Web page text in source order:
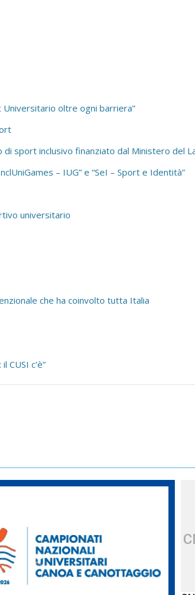
Universitario oltre ogni barriera”
sport inclusivo finanziato dal Ministero del
– IUG” e “SeI – Sport e Identità”
universitario
che ha coinvolto tutta Italia
CUSI c’è”